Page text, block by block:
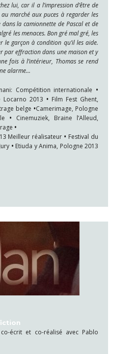
lui, car il a l’impression d’être de
marché aux puces à regarder les
la camionnette de Pascal et de
les menaces. Bon gré mal gré, les
le garçon à condition qu’il les aide.
par effraction dans une maison et y
fois à l’intérieur, Thomas se rend
alarme…
Compétition internationale •
2013 • Film Fest Ghent,
belge •Camerimage, Pologne
• Cinemuziek, Braine l’Alleud,
•
Meilleur réalisateur • Festival du
• Etiuda y Anima, Pologne 2013
co-écrit et co-réalisé avec Pablo